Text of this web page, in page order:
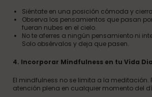
Siéntate en una posición cómoda y
Observa los pensamientos que pasan
fueran nubes en el cielo.
No te aferres a ningún pensamiento ni
Solo obsérvalos y deja que pasen.
4. Incorporar Mindfulness en tu Vida
El mindfulness no se limita a la meditación.
atención plena en cualquier momento del